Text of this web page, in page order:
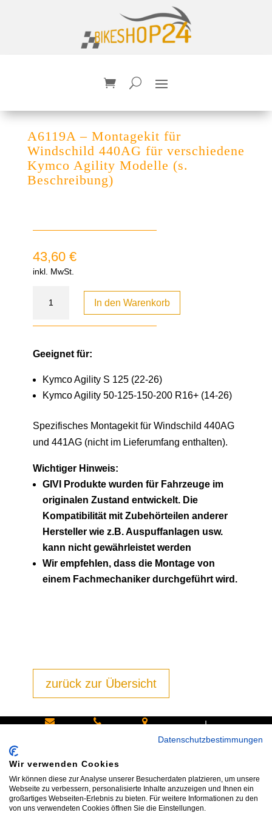
A6119A – Montagekit für
Windschild 440AG für verschiedene
Kymco Agility Modelle (s.
Beschreibung)
43,60 €
inkl. MwSt.
In den Warenkorb
Geeignet für:
Kymco Agility S 125 (22-26)
Kymco Agility 50-125-150-200 R16+ (14-26)
Spezifisches Montagekit für Windschild 440AG
und 441AG (nicht im Lieferumfang enthalten).
Wichtiger Hinweis:
GIVI Produkte wurden für Fahrzeuge im
originalen Zustand entwickelt. Die
Kompatibilität mit Zubehörteilen anderer
Hersteller wie z.B. Auspuffanlagen usw.
kann nicht gewährleistet werden
Wir empfehlen, dass die Montage von
einem Fachmechaniker durchgeführt wird.
zurück zur Übersicht
info@bike
shop24.n
et
an:
Tel.+49
172 40 59
85540
Haar bei
|
Datenschutzbestimmungen
Wir verwenden Cookies
Wir können diese zur Analyse unserer Besucherdaten platzieren, um unsere
Webseite zu verbessern, personalisierte Inhalte anzuzeigen und Ihnen ein
großartiges Webseiten-Erlebnis zu bieten. Für weitere Informationen zu den
von uns verwendeten Cookies öffnen Sie die Einstellungen.